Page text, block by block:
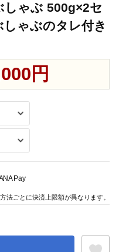
ゃぶ 500g×2セ
ゃぶのタレ付き
円
Pay
法ごとに決済上限額が異なります。